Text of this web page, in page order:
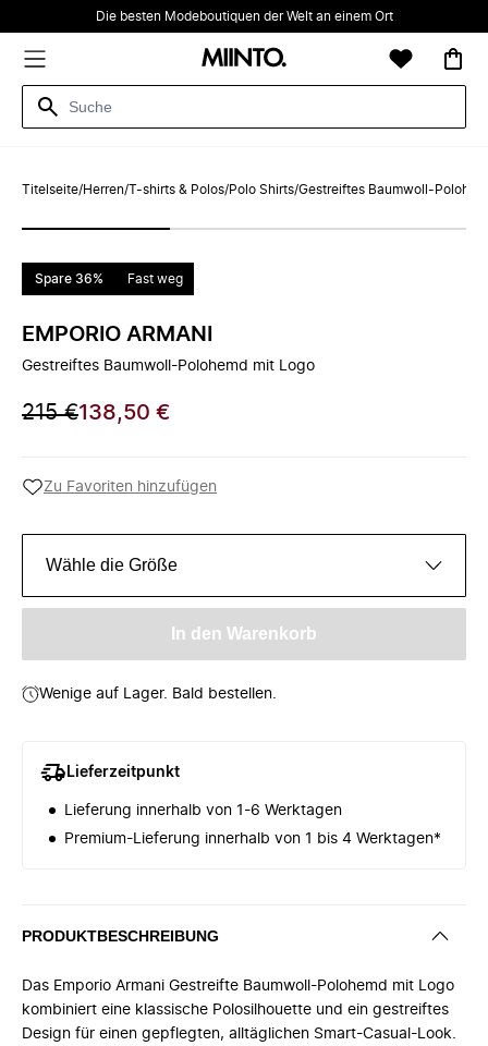
Die besten Modeboutiquen der Welt an einem Ort
Titelseite/Herren/T-shirts & Polos/Polo Shirts/Gestreiftes Baumwoll-
Spare 36% Fast weg
EMPORIO ARMANI
Gestreiftes Baumwoll-Polohemd mit Logo
215 €138,50 €
Zu Favoriten hinzufügen
Wähle die Größe
In den Warenkorb
Wenige auf Lager. Bald bestellen.
Lieferzeitpunkt
Lieferung innerhalb von 1-6 Werktagen
Premium-Lieferung innerhalb von 1 bis 4 Werktagen*
PRODUKTBESCHREIBUNG
Das Emporio Armani Gestreifte Baumwoll-Polohemd mit Logo
kombiniert eine klassische Polosilhouette und ein gestreiftes
Design für einen gepflegten, alltäglichen Smart-Casual-Look.